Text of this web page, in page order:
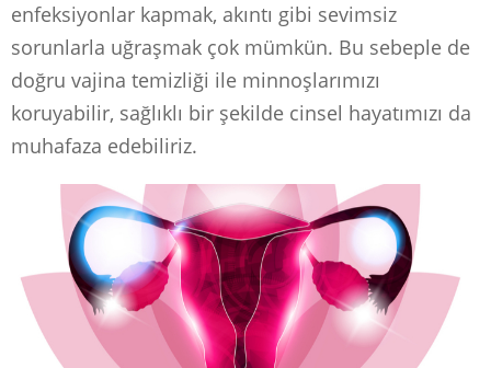
enfeksiyonlar kapmak, akıntı gibi sevimsiz
sorunlarla uğraşmak çok mümkün. Bu sebeple de
doğru vajina temizliği ile minnoşlarımızı
koruyabilir, sağlıklı bir şekilde cinsel hayatımızı da
muhafaza edebiliriz.